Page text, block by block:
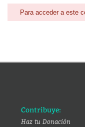
Para acceder a este
Contribuye:
Haz tu Donación